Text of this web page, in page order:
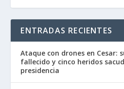
ENTRADAS RECIENTES
Ataque con drones en Cesar:
fallecido y cinco heridos
presidencia